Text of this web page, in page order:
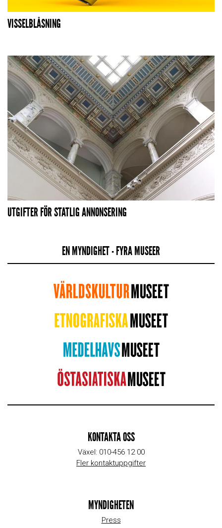
VISSELBLÅSNING
UTGIFTER FÖR STATLIG ANNONSERING
EN MYNDIGHET - FYRA MUSEER
KONTAKTA OSS
Växel: 010-456 12 00
Fler kontaktuppgifter
MYNDIGHETEN
Press